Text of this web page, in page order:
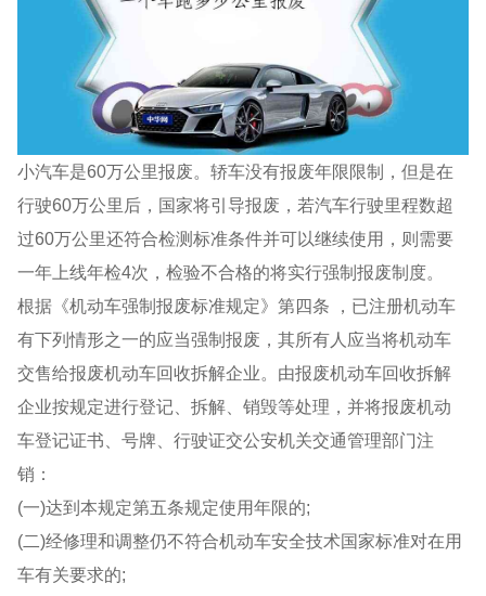
小汽车是60万公里报废。轿车没有报废年限限制，但是在
行驶60万公里后，国家将引导报废，若汽车行驶里程数超
过60万公里还符合检测标准条件并可以继续使用，则需要
一年上线年检4次，检验不合格的将实行强制报废制度。
根据《机动车强制报废标准规定》第四条 ，已注册机动车
有下列情形之一的应当强制报废，其所有人应当将机动车
交售给报废机动车回收拆解企业。由报废机动车回收拆解
企业按规定进行登记、拆解、销毁等处理，并将报废机动
车登记证书、号牌、行驶证交公安机关交通管理部门注
销：
(一)达到本规定第五条规定使用年限的;
(二)经修理和调整仍不符合机动车安全技术国家标准对在用
车有关要求的;